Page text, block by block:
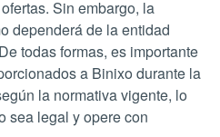
Sin embargo, la
dependerá de la entidad
todas formas, es importante
a Binixo durante la
la normativa vigente, lo
sea legal y opere con